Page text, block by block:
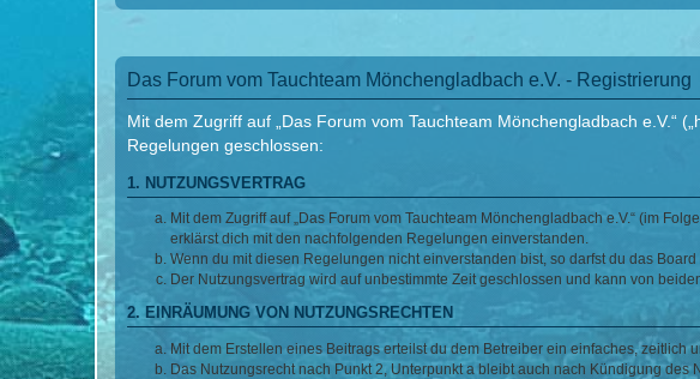
Das Forum vom Tauchteam Mönchengladbach e.V. - Registrierung
Mit dem Zugriff auf „Das Forum vom Tauchteam Mönchengladbach e.V.“
Regelungen geschlossen:
1. NUTZUNGSVERTRAG
Mit dem Zugriff auf „Das Forum vom Tauchteam Mönchengladbach e.V.“ (im
erklärst dich mit den nachfolgenden Regelungen einverstanden.
Wenn du mit diesen Regelungen nicht einverstanden bist, so darfst du das
Der Nutzungsvertrag wird auf unbestimmte Zeit geschlossen und kann von
2. EINRÄUMUNG VON NUTZUNGSRECHTEN
Mit dem Erstellen eines Beitrags erteilst du dem Betreiber ein einfaches,
Das Nutzungsrecht nach Punkt 2, Unterpunkt a bleibt auch nach Kündigung des